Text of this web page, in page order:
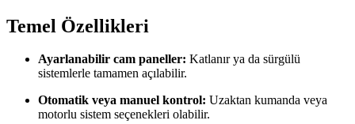
Temel Özellikleri
Ayarlanabilir cam paneller: Katlanır ya da sürgülü
sistemlerle tamamen açılabilir.
Otomatik veya manuel kontrol: Uzaktan kumanda veya
motorlu sistem seçenekleri olabilir.